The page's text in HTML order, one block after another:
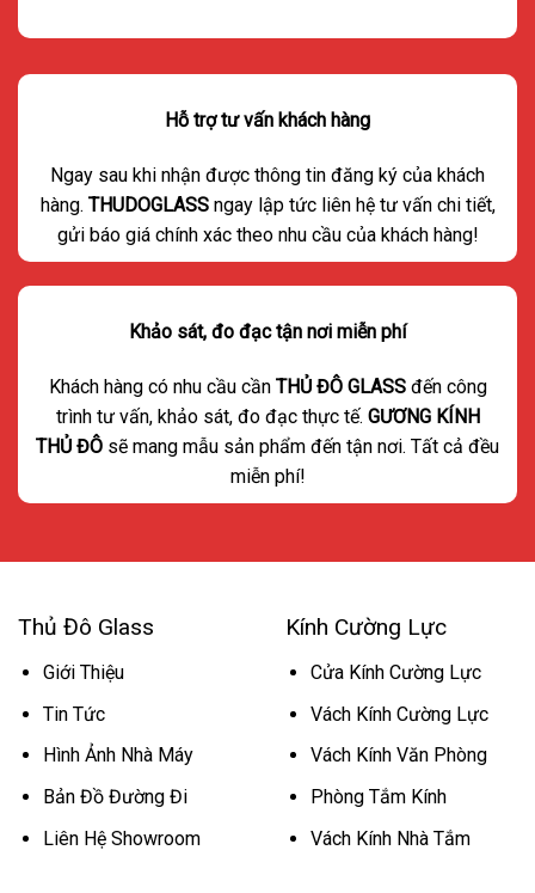
Hỗ trợ tư vấn khách hàng
Ngay sau khi nhận được thông tin đăng ký của khách
hàng. THUDOGLASS ngay lập tức liên hệ tư vấn chi tiết,
gửi báo giá chính xác theo nhu cầu của khách hàng!
Khảo sát, đo đạc tận nơi miễn phí
Khách hàng có nhu cầu cần THỦ ĐÔ GLASS đến công
trình tư vấn, khảo sát, đo đạc thực tế. GƯƠNG KÍNH
THỦ ĐÔ sẽ mang mẫu sản phẩm đến tận nơi. Tất cả đều
miễn phí!
Thủ Đô Glass
Giới Thiệu
Tin Tức
Hình Ảnh Nhà Máy
Bản Đồ Đường Đi
Liên Hệ Showroom
Kính Cường Lực
Cửa Kính Cường Lực
Vách Kính Cường Lực
Vách Kính Văn Phòng
Phòng Tắm Kính
Vách Kính Nhà Tắm